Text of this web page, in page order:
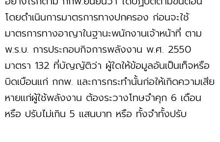
โดยดำเนินการมาตรการทางปกครอง ก่อนจะใช้
มาตรการทางอาญาในฐานะพนักงานเจ้าหน้าที่ ตาม
พ.ร.บ. การประกอบกิจการพลังงาน พ.ศ. 2550
มาตรา 132 ที่บัญญัติว่า ผู้ใดให้ข้อมูลอันเป็นเท็จหรือ
บิดเบือนแก่ กกพ. และการกระทำนั้นก่อให้เกิดความเสีย
หายแก่ผู้ใช้พลังงาน ต้องระวางโทษจำคุก 6 เดือน
หรือ ปรับไม่เกิน 5 แสนบาท หรือ ทั้งจำทั้งปรับ